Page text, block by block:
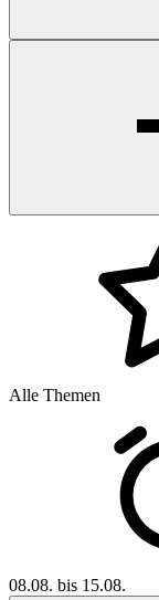
Alle Themen
08.08. bis 15.08.